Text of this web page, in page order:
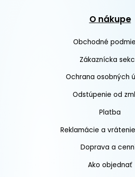
O nákupe
Obchodné
Zákaznícka
Ochrana osobných
Odstúpenie od
Platba
Reklamácie a
Doprava a
Ako objednať